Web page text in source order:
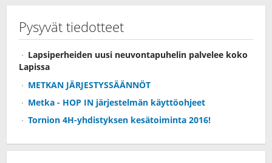
Pysyvät tiedotteet
Lapsiperheiden uusi neuvontapuhelin palvelee koko
Lapissa
METKAN JÄRJESTYSSÄÄNNÖT
Metka - HOP IN järjestelmän käyttöohjeet
Tornion 4H-yhdistyksen kesätoiminta 2016!